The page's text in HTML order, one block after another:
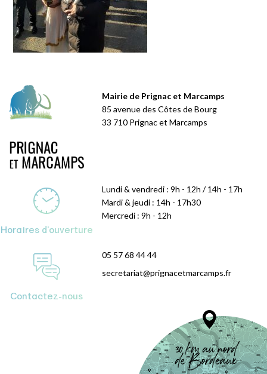
Mairie de Prignac et Marcamps
85 avenue des Côtes de Bourg
33 710 Prignac et Marcamps
Horaires d'ouverture
Lundi & vendredi : 9h - 12h / 14h - 17h
Mardi & jeudi : 14h - 17h30
Mercredi : 9h - 12h
Contactez-nous
05 57 68 44 44
secretariat@prignacetmarcamps.fr